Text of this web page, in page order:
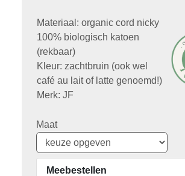
Materiaal: organic cord nicky
100% biologisch katoen
(rekbaar)
Kleur: zachtbruin (ook wel
café au lait of latte genoemd!)
Merk: JF
Maat
Meebestellen